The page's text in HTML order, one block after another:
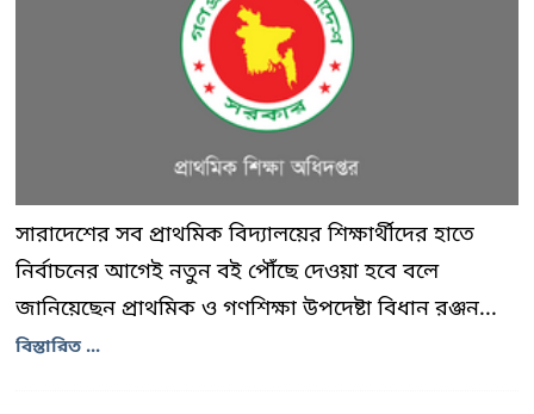
সারাদেশের সব প্রাথমিক বিদ্যালয়ের শিক্ষার্থীদের হাতে
নির্বাচনের আগেই নতুন বই পৌঁছে দেওয়া হবে বলে
জানিয়েছেন প্রাথমিক ও গণশিক্ষা উপদেষ্টা বিধান রঞ্জন...
বিস্তারিত ...